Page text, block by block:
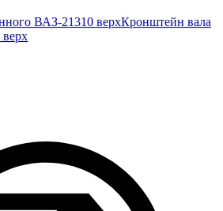
ВАЗ-21310 верхКронштейн вала